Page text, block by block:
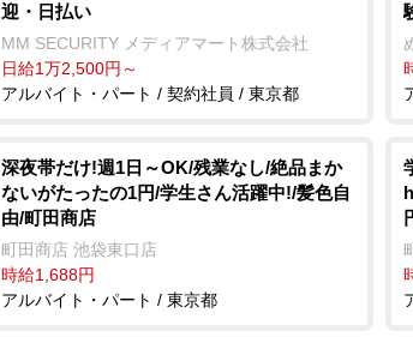
迎・日払い
MM SECURITY メディアマート株式会社
日給1万2,500円～
アルバイト・パート / 契約社員 / 東京都
深夜帯だけ!週1日～OK/残業なし/絶品まか
ないがたったの1円/学生さん活躍中!/髪色自
由/町田商店
町田商店 池袋東口店
時給1,688円
アルバイト・パート / 東京都